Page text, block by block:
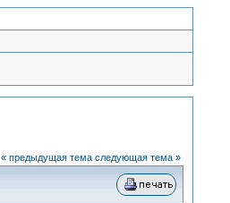
« предыдущая тема следующая тема »